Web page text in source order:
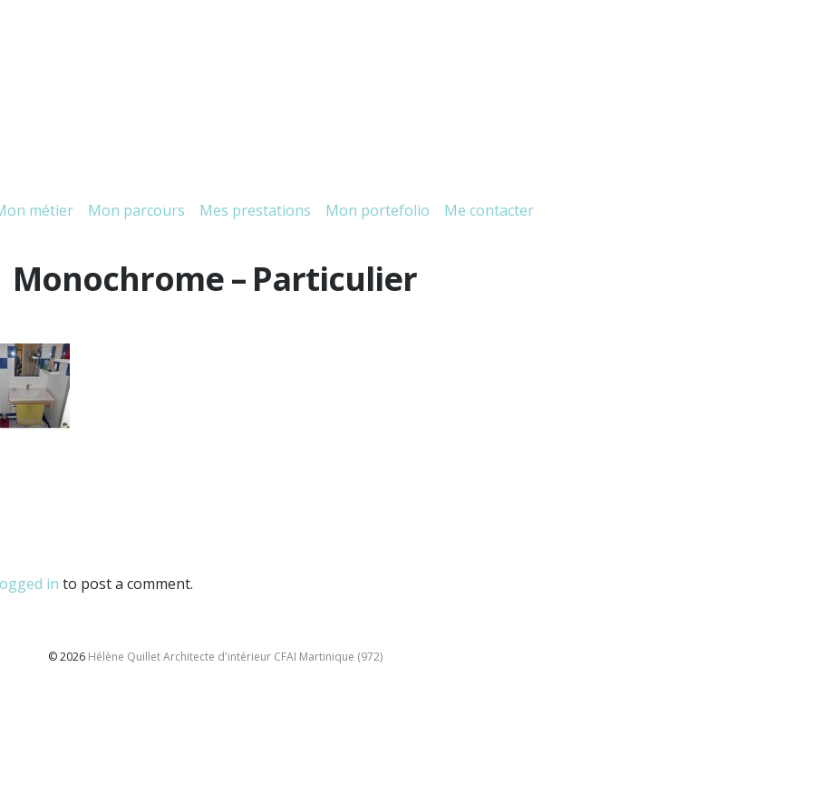
métier Mon parcours Mes prestations Mon portefolio Me contacter
Monochrome – Particulier
in to post a comment.
© 2026 Hélène Quillet Architecte d'intérieur CFAI Martinique (972)